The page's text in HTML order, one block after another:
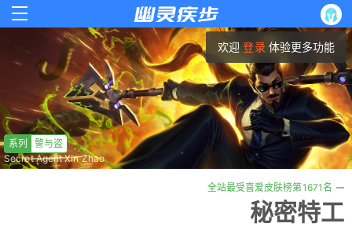
欢迎 登录 体验更多功能
Secret Agent Xin Zhao
系列 警与盗
全站最受喜爱皮肤榜第1671名
秘密特工